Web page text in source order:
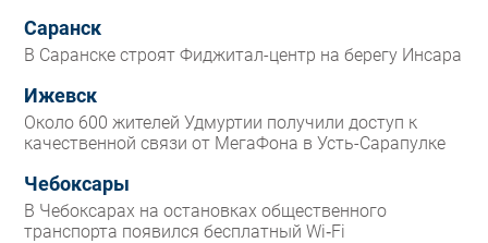
Саранск
В Саранске строят Фиджитал-центр на берегу Инсара
Ижевск
Около 600 жителей Удмуртии получили доступ к
качественной связи от МегаФона в Усть-Сарапулке
Чебоксары
В Чебоксарах на остановках общественного
транспорта появился бесплатный Wi‑Fi